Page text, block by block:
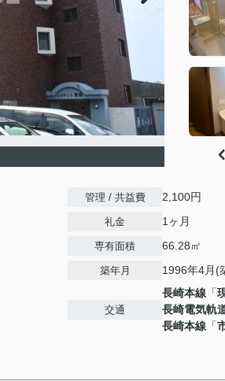
管理 / 共益費 2,100円
礼金 1ヶ月
専有面積 66.28㎡
築年月 1996年4月(
交通
長崎本線 「
長崎電気軌
長崎本線 「